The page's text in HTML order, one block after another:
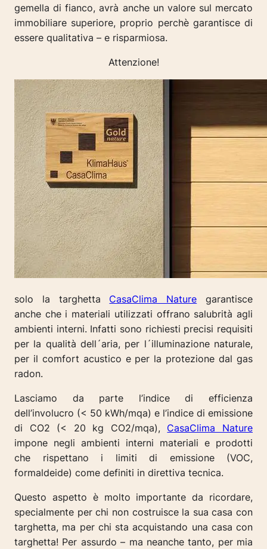
gemella di fianco, avrà anche un valore sul mercato
immobiliare superiore, proprio perchè garantisce di
essere qualitativa – e risparmiosa.
Attenzione!
solo la targhetta CasaClima Nature garantisce
anche che i materiali utilizzati offrano salubrità agli
ambienti interni. Infatti sono richiesti precisi requisiti
per la qualità dell´aria, per l´illuminazione naturale,
per il comfort acustico e per la protezione dal gas
radon.
Lasciamo da parte l’indice di efficienza
dell’involucro (< 50 kWh/mqa) e l’indice di emissione
di CO2 (< 20 kg CO2/mqa), CasaClima Nature
impone negli ambienti interni materiali e prodotti
che rispettano i limiti di emissione (VOC,
formaldeide) come definiti in direttiva tecnica.
Questo aspetto è molto importante da ricordare,
specialmente per chi non costruisce la sua casa con
targhetta, ma per chi sta acquistando una casa con
targhetta! Per assurdo – ma neanche tanto, per mia